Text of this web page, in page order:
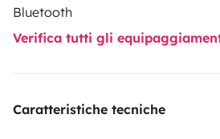
llibertat de moviment. Aquesta
un vehicle, és una porta oberta a
Bluetooth
Verifica tutti gli
Caratteristiche tecniche